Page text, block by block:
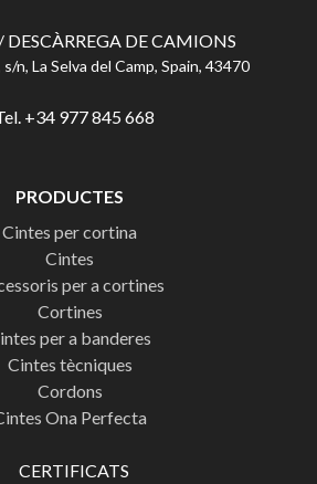
DESCÀRREGA DE CAMIONS
n, La Selva del Camp, Spain, 43470
+34 977 845 668
PRODUCTES
Cintes per cortina
Cintes
per a cortines
Cortines
per a banderes
Cintes tècniques
Cordons
Ona Perfecta
CERTIFICATS